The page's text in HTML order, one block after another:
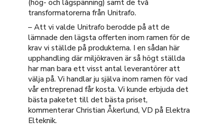
(hög- och lågspänning) samt de två
transformatorerna från Unitrafo.
– Att vi valde Unitrafo berodde på att de
lämnade den lägsta offerten inom ramen för de
krav vi ställde på produkterna. I en sådan här
upphandling där miljökraven är så högt ställda
har man bara ett visst antal leverantörer att
välja på. Vi handlar ju själva inom ramen för vad
vår entreprenad får kosta. Vi kunde erbjuda det
bästa paketet till det bästa priset,
kommenterar Christian Åkerlund, VD på Elektra
Elteknik.